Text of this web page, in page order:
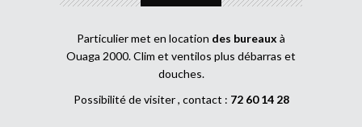
Particulier met en location des bureaux à
Ouaga 2000. Clim et ventilos plus débarras et
douches.
Possibilité de visiter , contact : 72 60 14 28